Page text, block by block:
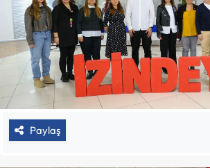
Paylaş